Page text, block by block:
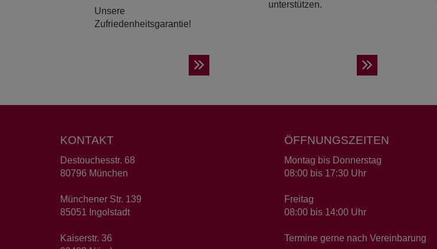
Unsere
Zufriedenheitsgarantie!
unterstützen.
KONTAKT
Destouchesstr. 68
80796 München
Münchener Str. 139
85051 Ingolstadt
Kaiserstr. 36
ÖFFNUNGSZEITEN
Montag bis Donnerstag
08:00 bis 17:30 Uhr
Freitag
08:00 bis 14:00 Uhr
Termine gerne nach Vereinbarung